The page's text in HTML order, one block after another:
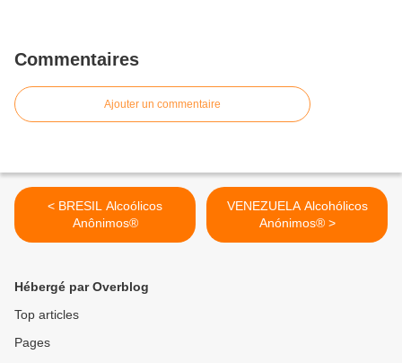
Commentaires
Ajouter un commentaire
< BRESIL Alcoólicos
Anônimos®
VENEZUELA Alcohólicos
Anónimos® >
Hébergé par Overblog
Top articles
Pages